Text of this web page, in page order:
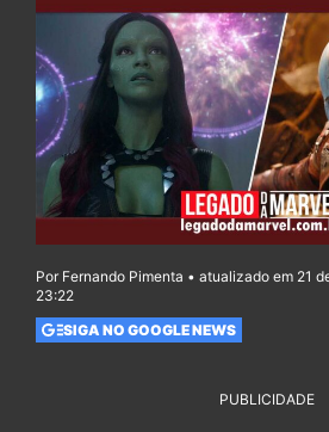
Por Fernando Pimenta • atualizado em 21
23:22
SIGA NO GOOGLE NEWS
PUBLICIDADE